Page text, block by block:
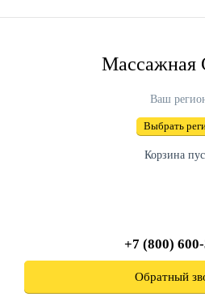
Массажная
Ваш
Выбрать
Корзина
+7 (800)
Обратный